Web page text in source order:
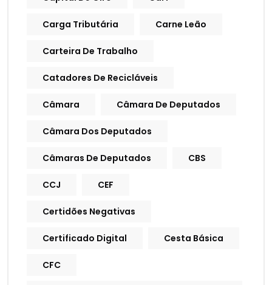
Carga Tributária Carne Leão
Carteira De Trabalho
Catadores De Recicláveis
Câmara Câmara De Deputados
Câmara Dos Deputados
Câmaras De Deputados CBS
CCJ CEF
Certidões Negativas
Certificado Digital Cesta Básica
CFC